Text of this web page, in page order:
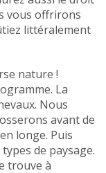
vous offrirons
littéralement
nature !
La
Nous
avant de
longe. Puis
de paysage.
trouve à